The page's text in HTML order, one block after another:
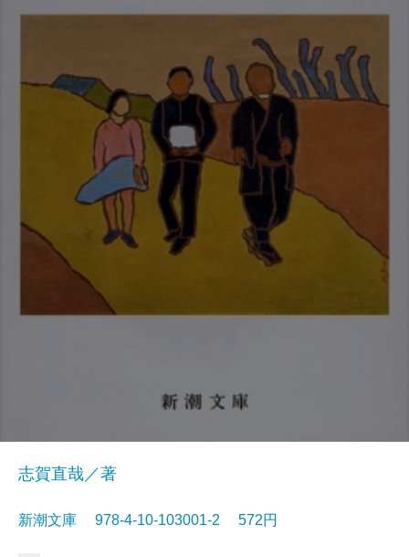
志賀直哉／著
新潮文庫 978-4-10-103001-2 572円